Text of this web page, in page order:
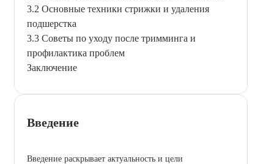
3.2 Основные техники стрижки и удаления
подшерстка
3.3 Советы по уходу после тримминга и
профилактика проблем
Заключение
Введение
Введение раскрывает актуальность и цели